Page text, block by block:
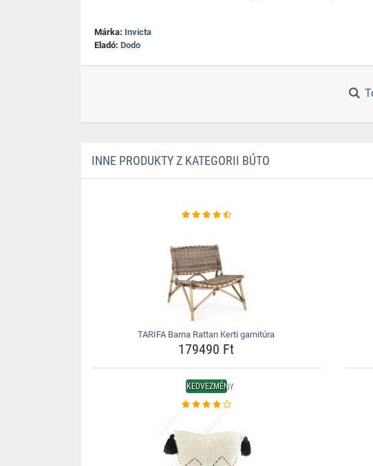
Márka: Invicta
Eladó: Dodo
INNE PRODUKTY Z KATEGORII BÚTO
TARIFA Barna Rattan Kerti garnitúra
179490 Ft
KEDVEZMÉNY